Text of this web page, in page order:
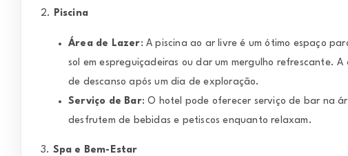
2. Piscina
Área de Lazer: A piscina ao ar livre é um ótimo espaço
sol em espreguiçadeiras ou dar um mergulho refrescante.
de descanso após um dia de exploração.
Serviço de Bar: O hotel pode oferecer serviço de bar na
desfrutem de bebidas e petiscos enquanto relaxam.
3. Spa e Bem-Estar